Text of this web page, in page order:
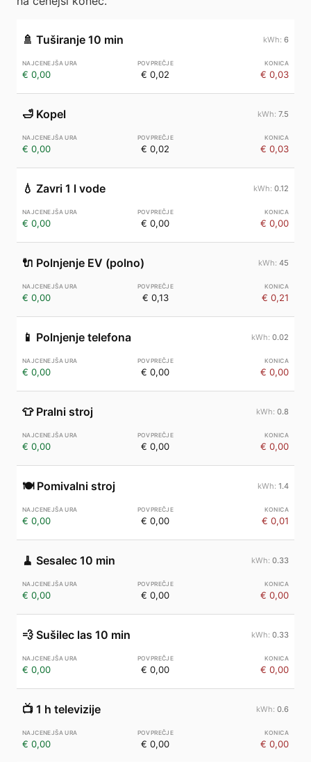
🚿 Tuširanje 10 min 6
€ 0,00 € 0,02 € 0,03
🛁 Kopel 7.5
€ 0,00 € 0,02 € 0,03
💧 Zavri 1 l vode 0.12
€ 0,00 € 0,00 € 0,00
🔌 Polnjenje EV (polno) 45
€ 0,00 € 0,13 € 0,21
📱 Polnjenje telefona 0.02
€ 0,00 € 0,00 € 0,00
👕 Pralni stroj 0.8
€ 0,00 € 0,00 € 0,00
🍽️ Pomivalni stroj 1.4
€ 0,00 € 0,00 € 0,01
🧹 Sesalec 10 min 0.33
€ 0,00 € 0,00 € 0,00
💨 Sušilec las 10 min 0.33
€ 0,00 € 0,00 € 0,00
📺 1 h televizije 0.6
€ 0,00 € 0,00 € 0,00